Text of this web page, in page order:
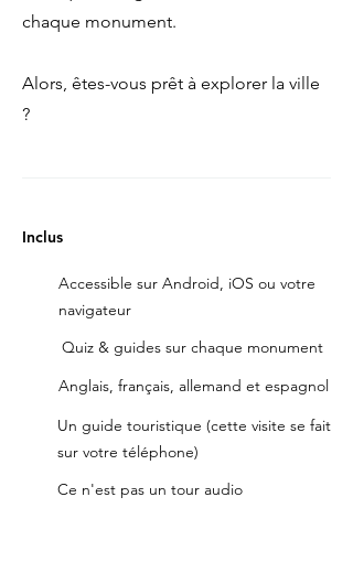
chaque monument.
Alors, êtes-vous prêt à explorer la ville
?
Inclus
Accessible sur Android, iOS ou votre
navigateur
Quiz & guides sur chaque monument
Anglais, français, allemand et espagnol
Un guide touristique (cette visite se fait
sur votre téléphone)
Ce n'est pas un tour audio